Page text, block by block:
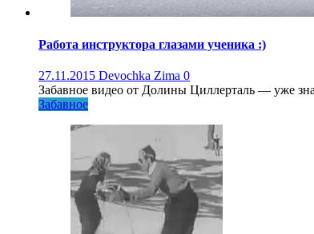
Работа инструктора глазами ученика :)
27.11.2015 Devochka Zima 0
Забавное видео от Долины Циллерталь — уже
Забавное